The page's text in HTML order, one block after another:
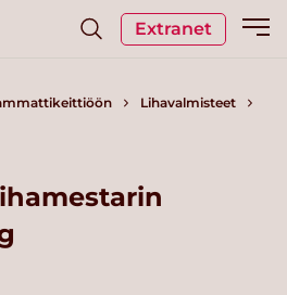
Extranet
Lihavalmisteet